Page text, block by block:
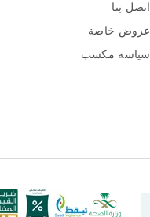
اتصل بنا
عروض خاصة
سياسة مكسب